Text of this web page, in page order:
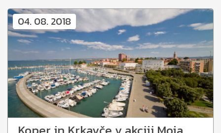
04. 08. 2018